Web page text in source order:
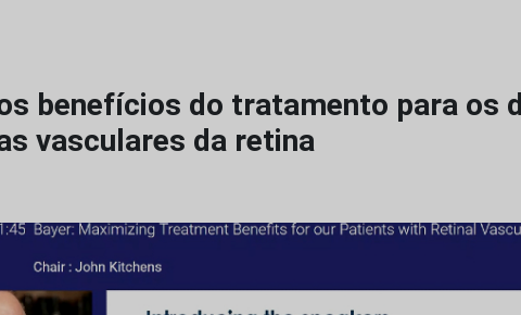
benefícios do tratamento para os
vasculares da retina